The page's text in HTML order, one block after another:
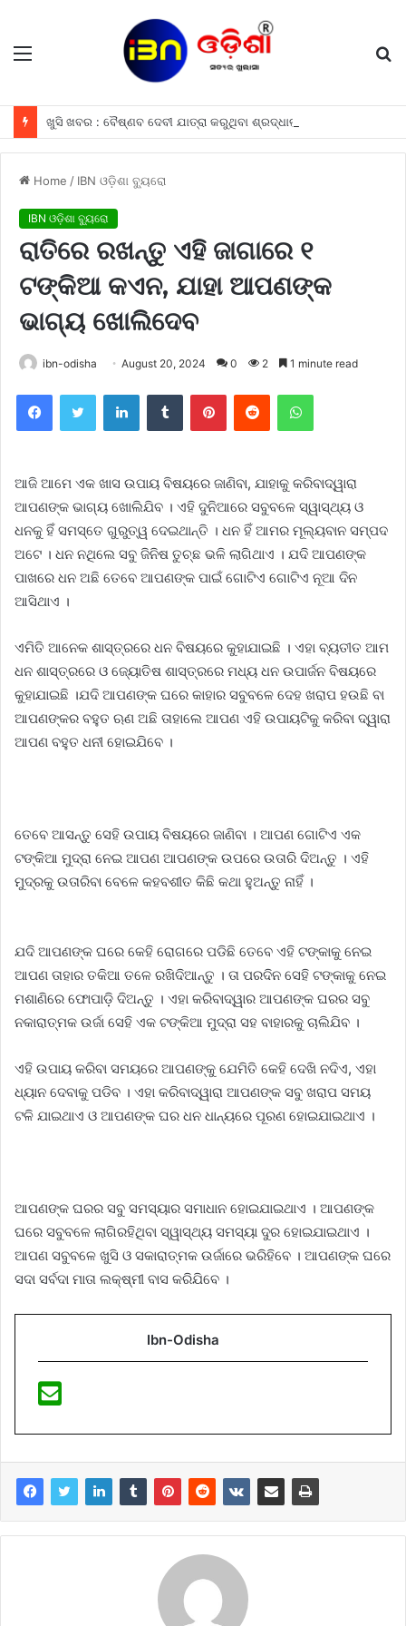
Menu
Home / IBN ଓଡ଼ିଶା ବ୍ୟୁରୋ
IBN ଓଡ଼ିଶା ବ୍ୟୁରୋ
ରାତିରେ ରଖନ୍ତୁ ଏହି ଜାଗାରେ ୧
ଟଙ୍କିଆ କଏନ, ଯାହା ଆପଣଙ୍କ
ଭାଗ୍ୟ ଖୋଲିଦେବ
ibn-odisha August 20, 2024 0 2 1 minute read
FacebookTwitter LinkedInTumblr PinterestReddit WhatsApp
ଆଜି ଆମେ ଏକ ଖାସ ଉପାୟ ବିଷୟରେ ଜାଣିବା, ଯାହାକୁ କରିବାଦ୍ୱାରା
ଆପଣଙ୍କ ଭାଗ୍ୟ ଖୋଲିଯିବ । ଏହି ଦୁନିଆରେ ସବୁବଳେ ସ୍ୱାସ୍ଥ୍ୟ ଓ
ଧନକୁ ହିଁ ସମସ୍ତେ ଗୁରୁତ୍ୱ ଦେଇଥାନ୍ତି । ଧନ ହିଁ ଆମର ମୂଲ୍ୟବାନ ସମ୍ପଦ
ଅଟେ । ଧନ ନଥିଲେ ସବୁ ଜିନିଷ ତୁଚ୍ଛ ଭଳି ଲାଗିଥାଏ । ଯଦି ଆପଣଙ୍କ
ପାଖରେ ଧନ ଅଛି ତେବେ ଆପଣଙ୍କ ପାଇଁ ଗୋଟିଏ ଗୋଟିଏ ନୂଆ ଦିନ
ଆସିଥାଏ ।
ଏମିତି ଆନେକ ଶାସ୍ତ୍ରରେ ଧନ ବିଷୟରେ କୁହାଯାଇଛି । ଏହା ବ୍ୟତୀତ ଆମ
ଧନ ଶାସ୍ତ୍ରରେ ଓ ଜ୍ୟୋତିଷ ଶାସ୍ତ୍ରରେ ମଧ୍ୟ ଧନ ଉପାର୍ଜନ ବିଷୟରେ
କୁହାଯାଇଛି ।ଯଦି ଆପଣଙ୍କ ଘରେ କାହାର ସବୁବଳେ ଦେହ ଖରାପ ହଉଛି ବା
ଆପଣଙ୍କର ବହୁତ ଋଣ ଅଛି ତାହାଲେ ଆପଣ ଏହି ଉପାୟଟିକୁ କରିବା ଦ୍ୱାରା
ଆପଣ ବହୁତ ଧନୀ ହୋଇଯିବେ ।
ତେବେ ଆସନ୍ତୁ ସେହି ଉପାୟ ବିଷୟରେ ଜାଣିବା । ଆପଣ ଗୋଟିଏ ଏକ
ଟଙ୍କିଆ ମୁଦ୍ରା ନେଇ ଆପଣ ଆପଣଙ୍କ ଉପରେ ଉତାରି ଦିଅନ୍ତୁ । ଏହି
ମୁଦ୍ରକୁ ଉତାରିବା ବେଳେ କହବଶୀତ କିଛି କଥା ହୁଅନ୍ତୁ ନାହିଁ ।
ଯଦି ଆପଣଙ୍କ ଘରେ କେହି ରୋଗରେ ପଡିଛି ତେବେ ଏହି ଟଙ୍କାକୁ ନେଇ
ଆପଣ ତାହାର ତକିଆ ତଳେ ରଖିଦିଆନ୍ତୁ । ତା ପରଦିନ ସେହି ଟଙ୍କାକୁ ନେଇ
ମଶାଣିରେ ଫୋପାଡ଼ି ଦିଅନ୍ତୁ । ଏହା କରିବାଦ୍ୱାର ଆପଣଙ୍କ ଘରର ସବୁ
ନକାରାତ୍ମକ ଉର୍ଜା ସେହି ଏକ ଟଙ୍କିଆ ମୁଦ୍ରା ସହ ବାହାରକୁ ଚାଲିଯିବ ।
ଏହି ଉପାୟ କରିବା ସମୟରେ ଆପଣଙ୍କୁ ଯେମିତି କେହି ଦେଖି ନଦିଏ, ଏହା
ଧ୍ୟାନ ଦେବାକୁ ପଡିବ । ଏହା କରିବାଦ୍ୱାରା ଆପଣଙ୍କ ସବୁ ଖରାପ ସମୟ
ଟଳି ଯାଇଥାଏ ଓ ଆପଣଙ୍କ ଘର ଧନ ଧାନ୍ୟରେ ପୂରଣ ହୋଇଯାଇଥାଏ ।
ଆପଣଙ୍କ ଘରର ସବୁ ସମସ୍ୟାର ସମାଧାନ ହୋଇଯାଇଥାଏ । ଆପଣଙ୍କ
ଘରେ ସବୁବଳେ ଲାଗିରହିଥିବା ସ୍ୱାସ୍ଥ୍ୟ ସମସ୍ୟା ଦୁର ହୋଇଯାଇଥାଏ ।
ଆପଣ ସବୁବଳେ ଖୁସି ଓ ସକାରାତ୍ମକ ଉର୍ଜାରେ ଭରିହିବେ । ଆପଣଙ୍କ ଘରେ
ସଦା ସର୍ବଦା ମାତା ଲକ୍ଷ୍ମୀ ବାସ କରିଯିବେ ।
Ibn-Odisha